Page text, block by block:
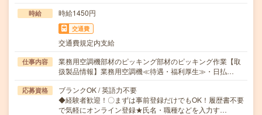
時給 時給1450円
交通費
交通費規定内支給
仕事内容
業務用空調機部材のピッキング部材のピッキング作業【取
扱製品情報】業務用空調機≪待遇・福利厚生≫・日払…
応募資格
ブランクOK / 英語力不要
◆経験者歓迎！〇まずは事前登録だけでもOK！履歴書不要
で気軽にオンライン登録★氏名・職種などを入力す…